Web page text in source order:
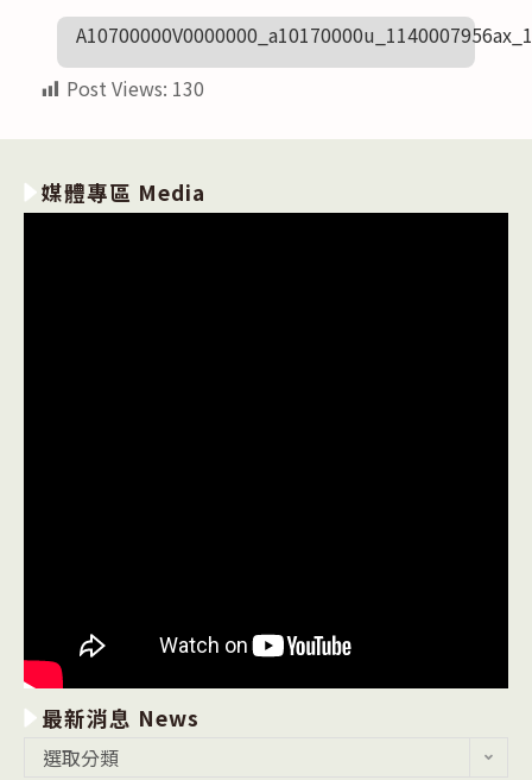
A10700000V0000000_a10170000u_1140007956ax_1
Post Views: 130
媒體專區 Media
最新消息 News
選取分類